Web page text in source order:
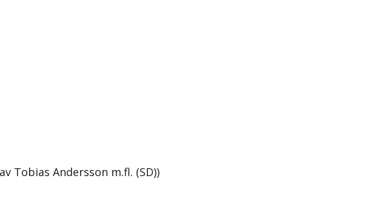
Tobias Andersson m.fl. (SD))